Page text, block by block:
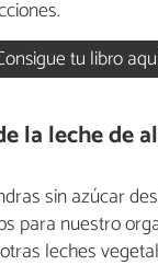
tu libro
la leche de
sin azúcar
para nuestro
leches